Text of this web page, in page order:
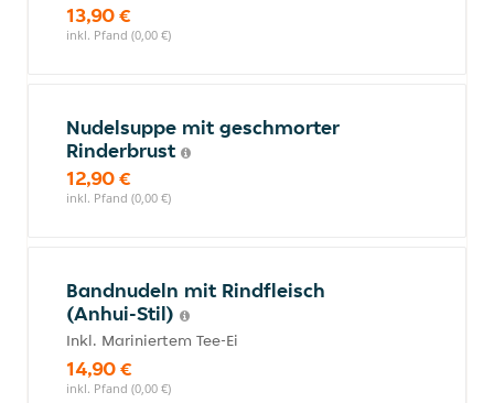
13,90 €
inkl. Pfand (0,00 €)
Nudelsuppe mit geschmorter
Rinderbrust
12,90 €
inkl. Pfand (0,00 €)
Bandnudeln mit Rindfleisch
(Anhui-Stil)
Inkl. Mariniertem Tee-Ei
14,90 €
inkl. Pfand (0,00 €)